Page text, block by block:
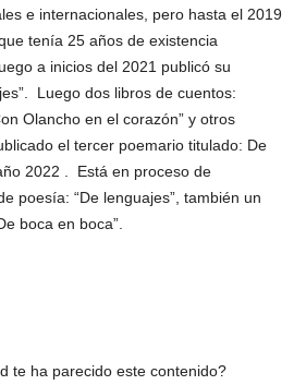
e internacionales, pero hasta el 2019
tenía 25 años de existencia
a inicios del 2021 publicó su
Luego dos libros de cuentos:
Olancho en el corazón” y otros
el tercer poemario titulado: De
2022 . Está en proceso de
poesía: “De lenguajes”, también un
boca en boca”.
te ha parecido este contenido?